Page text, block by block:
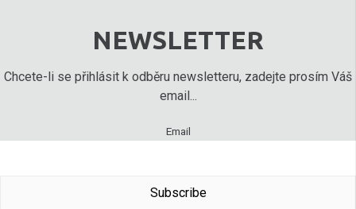
NEWSLETTER
Chcete-li se přihlásit k odběru newsletteru, zadejte prosím Váš
email...
Email
Subscribe